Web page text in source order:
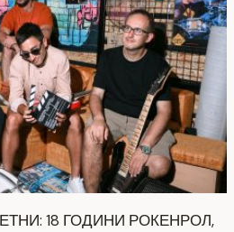
18 ГОДИНИ РОКЕНРОЛ,